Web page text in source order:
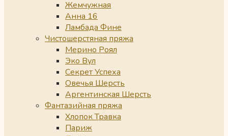
Жемчужная
Анна 16
Ламбада Фине
Чистошерстяная пряжа
Мерино Роял
Эко Вул
Секрет Успеха
Овечья Шерсть
Аргентинская Шерсть
Фантазийная пряжа
Хлопок Травка
Париж